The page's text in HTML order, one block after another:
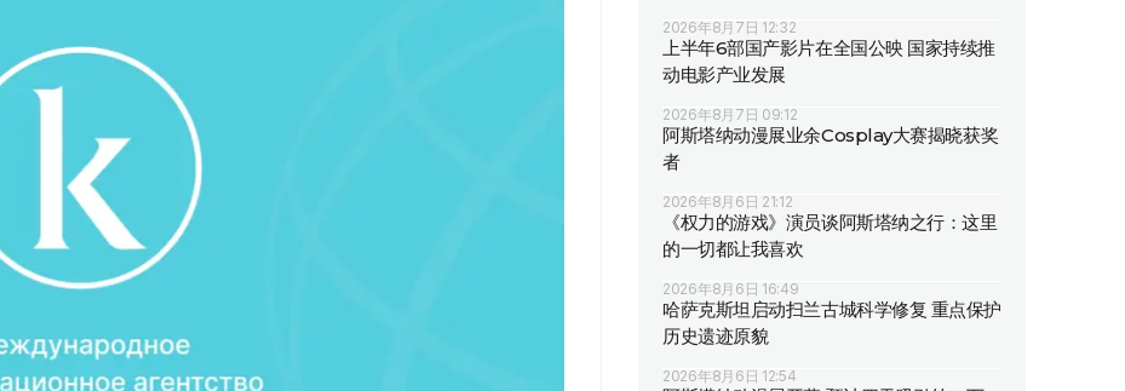
2026年8月7日 12:32
上半年6部国产影片在全国公映 国家持续推
动电影产业发展
2026年8月7日 09:12
阿斯塔纳动漫展业余Cosplay大赛揭晓获奖
者
2026年8月6日 21:12
《权力的游戏》演员谈阿斯塔纳之行：这里
的一切都让我喜欢
2026年8月6日 16:49
哈萨克斯坦启动扫兰古城科学修复 重点保护
历史遗迹原貌
2026年8月6日 12:54